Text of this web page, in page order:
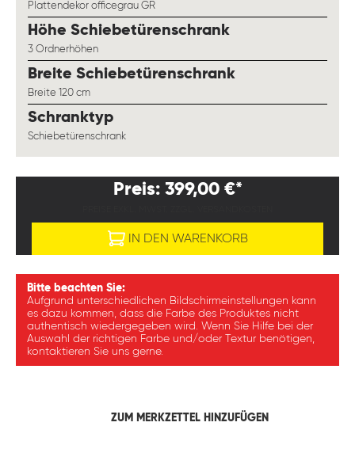
Plattendekor officegrau GR
Höhe Schiebetürenschrankauswählen
3 Ordnerhöhen
Breite Schiebetürenschrankauswählen
Breite 120 cm
Schranktypauswählen
Schiebetürenschrank
Preis: 399,00 €*
IN DEN WARENKORB
Bitte beachten Sie:
Aufgrund unterschiedlichen Bildschirmeinstellungen kann
es dazu kommen, dass die Farbe des Produktes nicht
authentisch wiedergegeben wird. Wenn Sie Hilfe bei der
Auswahl der richtigen Farbe und/oder Textur benötigen,
kontaktieren Sie uns gerne.
ZUM MERKZETTEL HINZUFÜGEN